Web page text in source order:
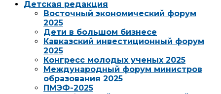
Детская редакция
Восточный экономический форум
2025
Дети в большом бизнесе
Кавказский инвестиционный форум
2025
Конгресс молодых ученых 2025
Международный форум министров
образования 2025
ПМЭФ-2025